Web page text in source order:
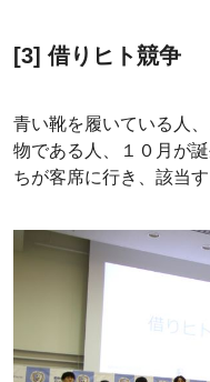
[3] 借りヒト競争
青い靴を履いている人
物である人、１０月が
ちが客席に行き、該当